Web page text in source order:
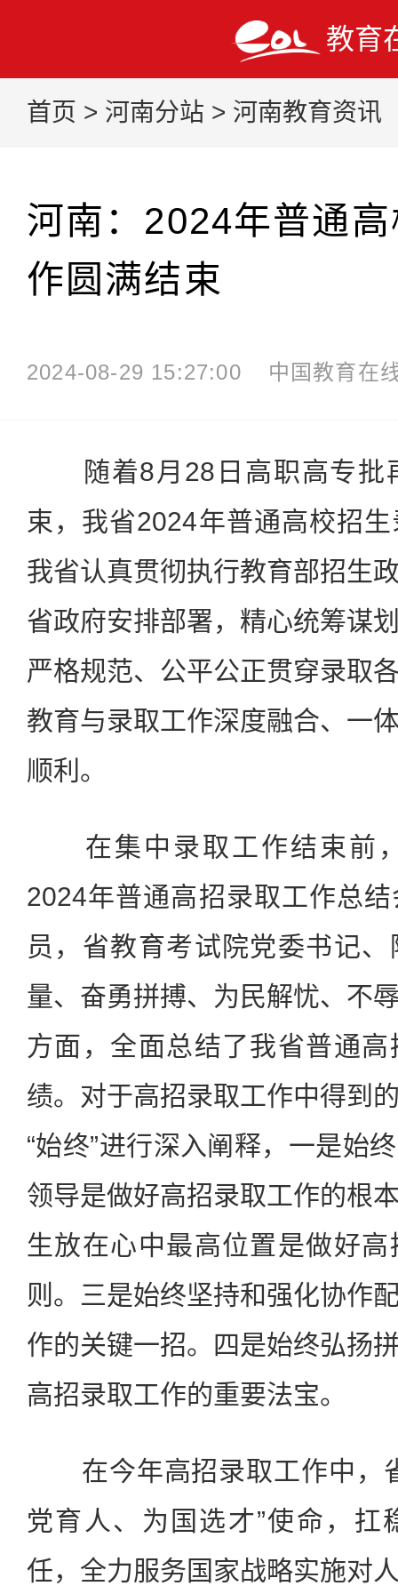
教育
首页 > 河南分站 > 河南教育资讯
河南：2024年普通
作圆满结束
2024-08-29 15:27:00 中国教育在
随着8月28日高职高专批
束，我省2024年普通高校招
我省认真贯彻执行教育部招生
省政府安排部署，精心统筹谋
严格规范、公平公正贯穿录取
教育与录取工作深度融合、一
顺利。
在集中录取工作结束前
2024年普通高招录取工作总
员，省教育考试院党委书记
量、奋勇拼搏、为民解忧、不
方面，全面总结了我省普通
绩。对于高招录取工作中得到
“始终”进行深入阐释，一是始
领导是做好高招录取工作的根
生放在心中最高位置是做好
则。三是始终坚持和强化协作
作的关键一招。四是始终弘扬
高招录取工作的重要法宝。
在今年高招录取工作中，
党育人、为国选才”使命，扛
任，全力服务国家战略实施对